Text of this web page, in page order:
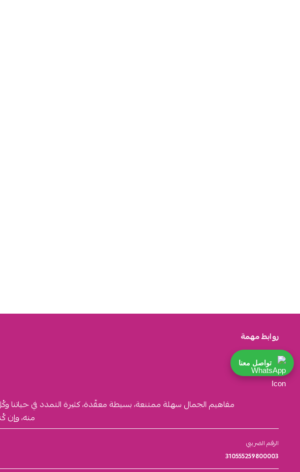
روابط مهمة
مفاهيم الجمال سهلة ممتنعة، بسيطة معقّدة، كثيرة التمدد في حياتنا
منه، وإن
الرقم الضريبي
310555259800003
تواصل معنا